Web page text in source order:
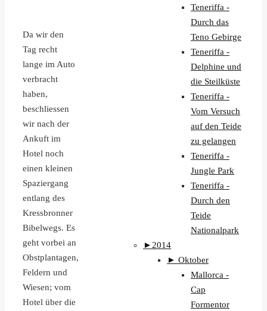
Da wir den
Tag recht
lange im Auto
verbracht
haben,
beschliessen
wir nach der
Ankuft im
Hotel noch
einen kleinen
Spaziergang
entlang des
Kressbronner
Bibelwegs. Es
geht vorbei an
Obstplantagen,
Feldern und
Wiesen; vom
Hotel über die
Teneriffa -
Durch das
Teno Gebirge
Teneriffa -
Delphine und
die Steilküste
Teneriffa -
Vom Versuch
auf den Teide
zu gelangen
Teneriffa -
Jungle Park
Teneriffa -
Durch den
Teide
Nationalpark
► 2014
► Oktober
Mallorca -
Cap
Formentor